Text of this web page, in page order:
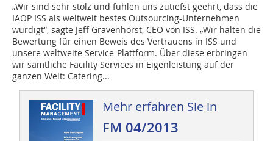
„Wir sind sehr stolz und fühlen uns zutiefst geehrt, dass die
IAOP ISS als weltweit bestes Outsourcing-Unternehmen
würdigt“, sagte Jeff Gravenhorst, CEO von ISS. „Wir halten die
Bewertung für einen Beweis des Vertrauens in ISS und
unsere weltweite Service-Plattform. Über diese erbringen
wir sämtliche Facility Services in Eigenleistung auf der
ganzen Welt: Catering...
Mehr erfahren Sie in
FM 04/2013